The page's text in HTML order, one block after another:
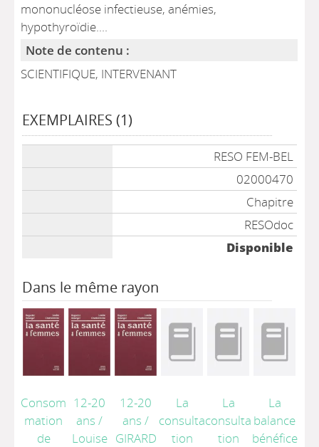
mononucléose infectieuse, anémies,
hypothyroïdie....
Note de contenu :
SCIENTIFIQUE, INTERVENANT
EXEMPLAIRES (1)
RESO FEM-BEL
02000470
Chapitre
RESOdoc
Disponible
Dans le même rayon
Consom
mation
de
12-20
ans /
Louise
12-20
ans /
GIRARD
La
consulta
tion
La
consulta
tion
La
balance
bénéfice